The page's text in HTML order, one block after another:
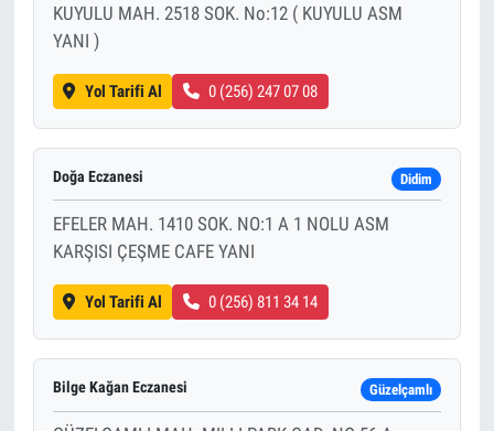
KUYULU MAH. 2518 SOK. No:12 ( KUYULU ASM
YANI )
Yol Tarifi Al 0 (256) 247 07 08
Doğa Eczanesi Didim
EFELER MAH. 1410 SOK. NO:1 A 1 NOLU ASM
KARŞISI ÇEŞME CAFE YANI
Yol Tarifi Al 0 (256) 811 34 14
Bilge Kağan Eczanesi Güzelçamlı